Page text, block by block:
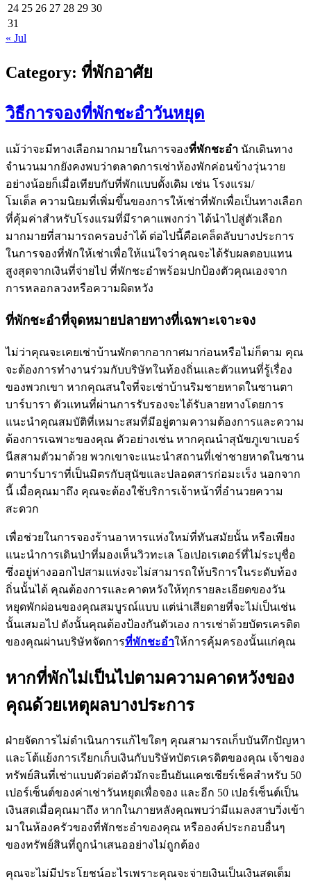
24 25 26 27 28 29 30
31
« Jul
Category: ที่พักอาศัย
วิธีการจองที่พักชะอำวันหยุด
แม้ว่าจะมีทางเลือกมากมายในการจองที่พักชะอำ นักเดินทาง
จำนวนมากยังคงพบว่าตลาดการเช่าห้องพักค่อนข้างวุ่นวาย
อย่างน้อยก็เมื่อเทียบกับที่พักแบบดั้งเดิม เช่น โรงแรม/
โมเต็ล ความนิยมที่เพิ่มขึ้นของการให้เช่าที่พักเพื่อเป็นทางเลือก
ที่คุ้มค่าสำหรับโรงแรมที่มีราคาแพงกว่า ได้นำไปสู่ตัวเลือก
มากมายที่สามารถครอบงำได้ ต่อไปนี้คือเคล็ดลับบางประการ
ในการจองที่พักให้เช่าเพื่อให้แน่ใจว่าคุณจะได้รับผลตอบแทน
สูงสุดจากเงินที่จ่ายไป ที่พักชะอำพร้อมปกป้องตัวคุณเองจาก
การหลอกลวงหรือความผิดหวัง
ที่พักชะอำที่จุดหมายปลายทางที่เฉพาะเจาะจง
ไม่ว่าคุณจะเคยเช่าบ้านพักตากอากาศมาก่อนหรือไม่ก็ตาม คุณ
จะต้องการทำงานร่วมกับบริษัทในท้องถิ่นและตัวแทนที่รู้เรื่อง
ของพวกเขา หากคุณสนใจที่จะเช่าบ้านริมชายหาดในซานตา
บาร์บารา ตัวแทนที่ผ่านการรับรองจะได้รับลายทางโดยการ
แนะนำคุณสมบัติที่เหมาะสมที่มีอยู่ตามความต้องการและความ
ต้องการเฉพาะของคุณ ตัวอย่างเช่น หากคุณนำสุนัขภูเขาเบอร์
นีสสามตัวมาด้วย พวกเขาจะแนะนำสถานที่เช่าชายหาดในซาน
ตาบาร์บาราที่เป็นมิตรกับสุนัขและปลอดสารก่อมะเร็ง นอกจาก
นี้ เมื่อคุณมาถึง คุณจะต้องใช้บริการเจ้าหน้าที่อำนวยความ
สะดวก
เพื่อช่วยในการจองร้านอาหารแห่งใหม่ที่ทันสมัยนั้น หรือเพียง
แนะนำการเดินป่าที่มองเห็นวิวทะเล โอเปอเรเตอร์ที่ไม่ระบุชื่อ
ซึ่งอยู่ห่างออกไปสามแห่งจะไม่สามารถให้บริการในระดับท้อง
ถิ่นนั้นได้ คุณต้องการและคาดหวังให้ทุกรายละเอียดของวัน
หยุดพักผ่อนของคุณสมบูรณ์แบบ แต่น่าเสียดายที่จะไม่เป็นเช่น
นั้นเสมอไป ดังนั้นคุณต้องป้องกันตัวเอง การเช่าด้วยบัตรเครดิต
ของคุณผ่านบริษัทจัดการที่พักชะอำให้การคุ้มครองนั้นแก่คุณ
หากที่พักไม่เป็นไปตามความคาดหวังของ
คุณด้วยเหตุผลบางประการ
ฝ่ายจัดการไม่ดำเนินการแก้ไขใดๆ คุณสามารถเก็บบันทึกปัญหา
และโต้แย้งการเรียกเก็บเงินกับบริษัทบัตรเครดิตของคุณ เจ้าของ
ทรัพย์สินที่เช่าแบบตัวต่อตัวมักจะยืนยันแคชเชียร์เช็คสำหรับ 50
เปอร์เซ็นต์ของค่าเช่าวันหยุดเพื่อจอง และอีก 50 เปอร์เซ็นต์เป็น
เงินสดเมื่อคุณมาถึง หากในภายหลังคุณพบว่ามีแมลงสาบวิ่งเข้า
มาในห้องครัวของที่พักชะอำของคุณ หรือองค์ประกอบอื่นๆ
ของทรัพย์สินที่ถูกนำเสนออย่างไม่ถูกต้อง
คุณจะไม่มีประโยชน์อะไรเพราะคุณจะจ่ายเงินเป็นเงินสดเต็ม